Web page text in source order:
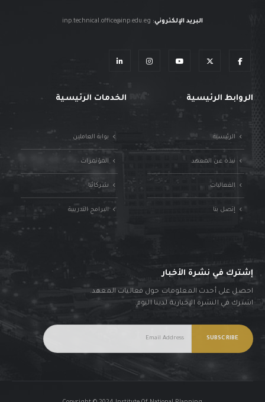
البريد الإلكتروني:
inp.technical.office@inp.edu.eg
الروابط الرئيسية
الرئيسية
نبذة عن المعهد
الفعاليات
إتصل بنا
الخدمات الرئيسية
بوابة العاملين
المؤتمرات
شركائنا
البرامج التدريبية
إشترك في نشرة الأخبار
احصل على أحدث المعلومات حول فعاليات المعهد.
اشترك في النشرة الإخبارية لدينا اليوم.